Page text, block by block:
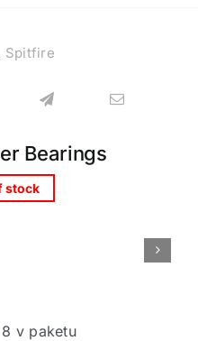
Spitfire
Bearings
stock

v paketu